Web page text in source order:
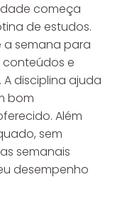
começa
de estudos.
a semana para
conteúdos e
disciplina ajuda
bom
Além
sem
semanais
desempenho